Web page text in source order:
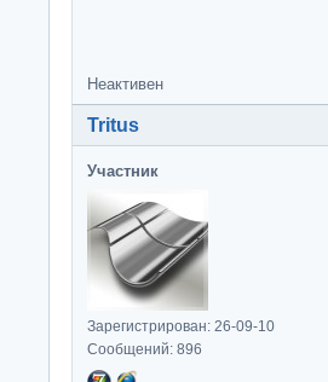
Неактивен
Tritus
Участник
Зарегистрирован: 26-09-10
Сообщений: 896